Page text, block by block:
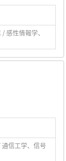
感性情報学、
信工学、信号